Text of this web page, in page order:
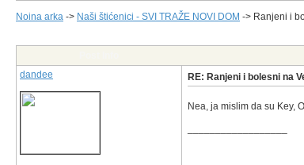
Noina arka -> Naši štićenici - SVI TRAŽE NOVI DOM -> Ranjeni i
dandee
RE: Ranjeni i bolesni na
Nea, ja mislim da su Key,